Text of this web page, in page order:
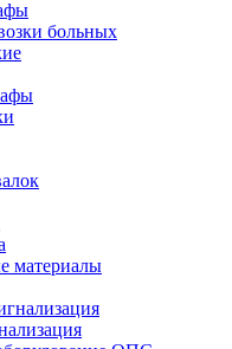
больных
материалы